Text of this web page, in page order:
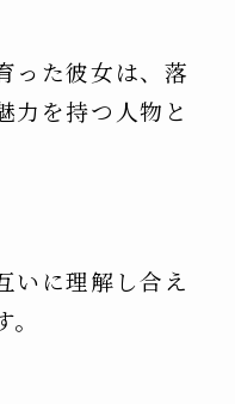
った彼女は、落
力を持つ人物と
いに理解し合え